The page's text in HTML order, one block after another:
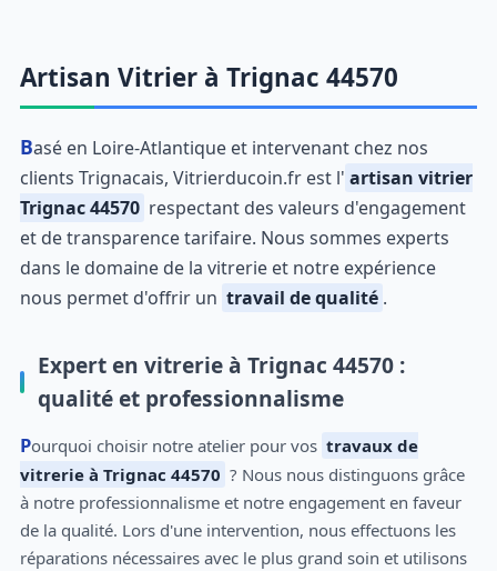
Artisan Vitrier à Trignac 44570
Basé en Loire-Atlantique et intervenant chez nos
clients Trignacais, Vitrierducoin.fr est l' artisan vitrier
Trignac 44570 respectant des valeurs d'engagement
et de transparence tarifaire. Nous sommes experts
dans le domaine de la vitrerie et notre expérience
nous permet d'offrir un travail de qualité .
Expert en vitrerie à Trignac 44570 :
qualité et professionnalisme
Pourquoi choisir notre atelier pour vos travaux de
vitrerie à Trignac 44570 ? Nous nous distinguons grâce
à notre professionnalisme et notre engagement en faveur
de la qualité. Lors d'une intervention, nous effectuons les
réparations nécessaires avec le plus grand soin et utilisons